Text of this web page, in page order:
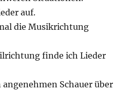
auf.
die Musikrichtung
finde ich Lieder
Schauer über